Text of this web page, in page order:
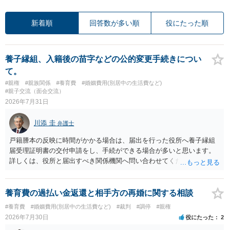
新着順 回答数が多い順 役にたった順
養子縁組、入籍後の苗字などの公的変更手続きについ
て。
#親権 #親族関係 #養育費
#婚姻費用(別居中の生活費など)
#親子交流（面会交流）
2026年7月31日
川添 圭 弁護士
戸籍謄本の反映に時間がかかる場合は、届出を行った役所へ養子縁組
届受理証明書の交付申請をし、手続ができる場合が多いと思います。
詳しくは、役所と届出すべき関係機関へ問い合わせてください。
養育費の過払い金返還と相手方の再婚に関する相談
#養育費 #婚姻費用(別居中の生活費など) #裁判 #調停 #親権
2026年7月30日 役にたった 2